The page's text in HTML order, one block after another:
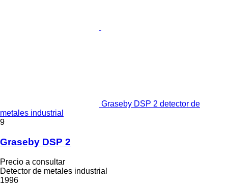
Graseby DSP 2 detector de
metales industrial
9
Graseby DSP 2
Precio a consultar
Detector de metales industrial
1996